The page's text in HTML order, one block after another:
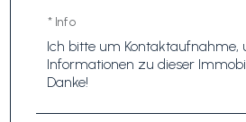
* Info